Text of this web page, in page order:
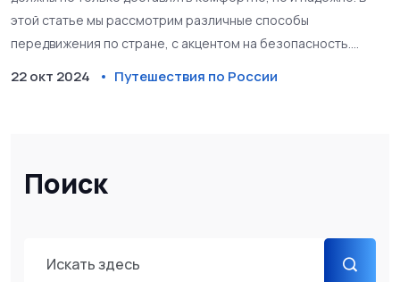
Поиск
этой статье мы рассмотрим различные способы
передвижения по стране, с акцентом на безопасность.
выбрать лучший вариант для вашего путешествия.
22 окт 2024 Путешествия по России